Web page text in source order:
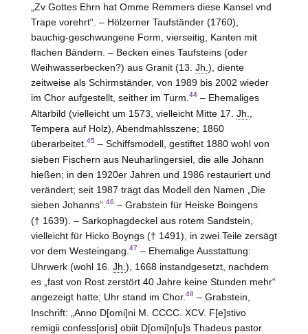
„Zv Gottes Ehrn hat Omme Remmers diese Kansel vnd
Trape vorehrt“. – Hölzerner Taufständer (1760),
bauchig-geschwungene Form, vierseitig, Kanten mit
flachen Bändern. – Becken eines Taufsteins (oder
Weihwasserbecken?) aus Granit (13. Jh. ), diente
zeitweise als Schirmständer, von 1989 bis 2002 wieder
im Chor aufgestellt, seither im Turm. 44– Ehemaliges
Altarbild (vielleicht um 1573, vielleicht Mitte 17. Jh.
Tempera auf Holz), Abendmahlsszene; 1860
überarbeitet. 45– Schiffsmodell, gestiftet 1880 wohl von
sieben Fischern aus Neuharlingersiel, die alle Johann
hießen; in den 1920er Jahren und 1986 restauriert und
verändert; seit 1987 trägt das Modell den Namen „Die
sieben Johanns“. 46 – Grabstein für Heiske Boingens
(† 1639). – Sarkophagdeckel aus rotem Sandstein,
vielleicht für Hicko Boyngs († 1491), in zwei Teile zersägt
vor dem Westeingang. 47 – Ehemalige Ausstattung:
Uhrwerk (wohl 16. Jh. ), 1668 instandgesetzt, nachdem
es „fast von Rost zerstört 40 Jahre keine Stunden mehr“
angezeigt hatte; Uhr stand im Chor. 48 – Grabstein,
Inschrift: „Anno D[omi]ni M. CCCC. XCV. F[e]stivo
remigii confess[oris] obiit D[omi]n[u]s Thadeus pastor